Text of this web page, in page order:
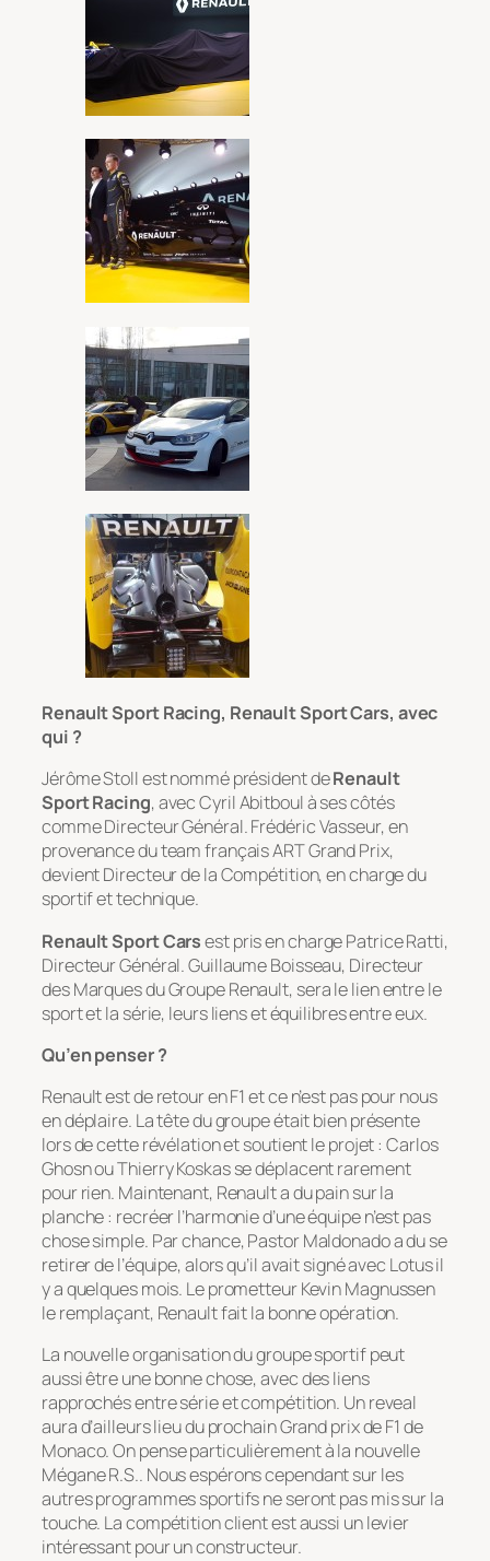
Renault Sport Racing, Renault Sport Cars, avec
qui ?
Jérôme Stoll est nommé président deRenault
Sport Racing, avec Cyril Abitboul à ses côtés
comme Directeur Général. Frédéric Vasseur, en
provenance du team français ART Grand Prix,
devient Directeur de la Compétition, en charge du
sportif et technique.
Renault Sport Carsest pris en charge Patrice Ratti,
Directeur Général. Guillaume Boisseau, Directeur
des Marques du Groupe Renault, sera le lien entre le
sport et la série, leurs liens et équilibres entre eux.
Qu’en penser ?
Renault est de retour en F1 et ce n’est pas pour nous
en déplaire. La tête du groupe était bien présente
lors de cette révélation et soutient le projet : Carlos
Ghosn ou Thierry Koskas se déplacent rarement
pour rien. Maintenant, Renault a du pain sur la
planche : recréer l’harmonie d’une équipe n’est pas
chose simple. Par chance, Pastor Maldonado a du se
retirer de l’équipe, alors qu’il avait signé avec Lotus il
y a quelques mois. Le prometteur Kevin Magnussen
le remplaçant, Renault fait la bonne opération.
La nouvelle organisation du groupe sportif peut
aussi être une bonne chose, avec des liens
rapprochés entre série et compétition. Un reveal
aura d’ailleurs lieu du prochain Grand prix de F1 de
Monaco. On pense particulièrement à la nouvelle
Mégane R.S.. Nous espérons cependant sur les
autres programmes sportifs ne seront pas mis sur la
touche. La compétition client est aussi un levier
intéressant pour un constructeur.